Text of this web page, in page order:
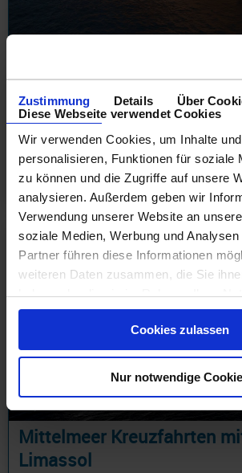
Zustimmung Details
Über
Diese Webseite verwendet Cookies
Wir verwenden Cookies, um Inhalte
personalisieren, Funktionen für soziale
zu können und die Zugriffe auf unsere
analysieren. Außerdem geben wir
Verwendung unserer Website an
soziale Medien, Werbung und
Partner führen diese Informationen
weiteren Daten zusammen, die Sie
haben oder die sie im Rahmen Ihrer
gesammelt haben.
Cookies zulassen
Nur notwendige
Mittelmeer
Östliches Mittelmeer 4 Tage ab Piräus,
Civitavecchia - Rom mit Cashback
10.08.26 - 03.04.28
Mittelmeer Kreuzfahrten
Limassol